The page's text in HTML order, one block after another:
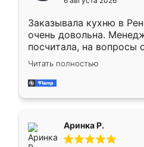
мебели буду
Заказывала кухню в
очень довольна.
посчитала, на вопросы
Замерщик приехал в
делу со всей
за день, ребята
Читать полностью
Аринка Р.